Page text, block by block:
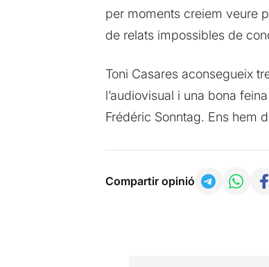
per moments creiem veure
de relats impossibles de
Toni Casares aconsegueix
l’audiovisual i una bona
Frédéric Sonntag. Ens hem
Compartir opinió